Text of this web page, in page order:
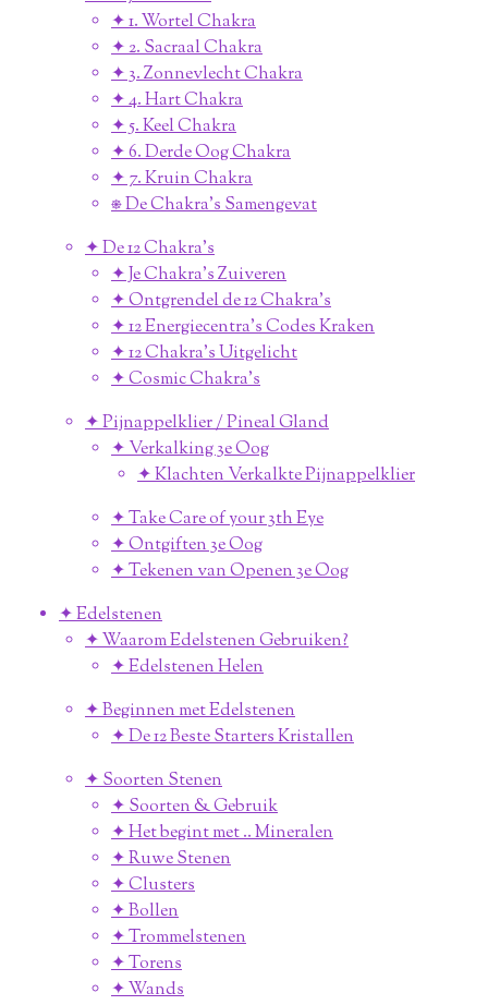
✦ 1. Wortel Chakra
✦ 2. Sacraal Chakra
✦ 3. Zonnevlecht Chakra
✦ 4. Hart Chakra
✦ 5. Keel Chakra
✦ 6. Derde Oog Chakra
✦ 7. Kruin Chakra
⎈ De Chakra's Samengevat
✦ De 12 Chakra's
✦ Je Chakra's Zuiveren
✦ Ontgrendel de 12 Chakra's
✦ 12 Energiecentra's Codes Kraken
✦ 12 Chakra's Uitgelicht
✦ Cosmic Chakra's
✦ Pijnappelklier / Pineal Gland
✦ Verkalking 3e Oog
✦ Klachten Verkalkte Pijnappelklier
✦ Take Care of your 3th Eye
✦ Ontgiften 3e Oog
✦ Tekenen van Openen 3e Oog
✦ Edelstenen
✦ Waarom Edelstenen Gebruiken?
✦ Edelstenen Helen
✦ Beginnen met Edelstenen
✦ De 12 Beste Starters Kristallen
✦ Soorten Stenen
✦ Soorten & Gebruik
✦ Het begint met .. Mineralen
✦ Ruwe Stenen
✦ Clusters
✦ Bollen
✦ Trommelstenen
✦ Torens
✦ Wands